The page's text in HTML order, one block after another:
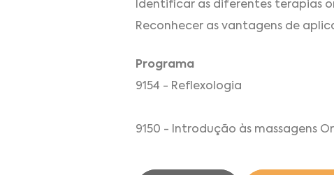
Identificar as diferentes terapias
Reconhecer as vantagens de
Programa
9154 - Reflexologia
9150 - Introdução às massagens